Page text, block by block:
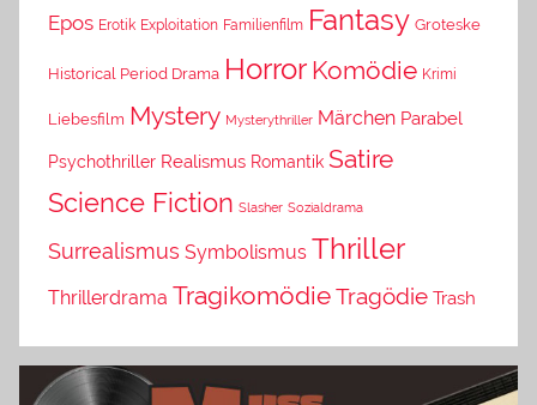
Epos Erotik Exploitation Familienfilm Fantasy Groteske
Historical Period Drama Horror Komödie Krimi
Liebesfilm Mystery Mysterythriller Märchen Parabel
Psychothriller Realismus Romantik Satire
Science Fiction Slasher Sozialdrama
Surrealismus Symbolismus Thriller
Thrillerdrama TragikomödieTragödie Trash